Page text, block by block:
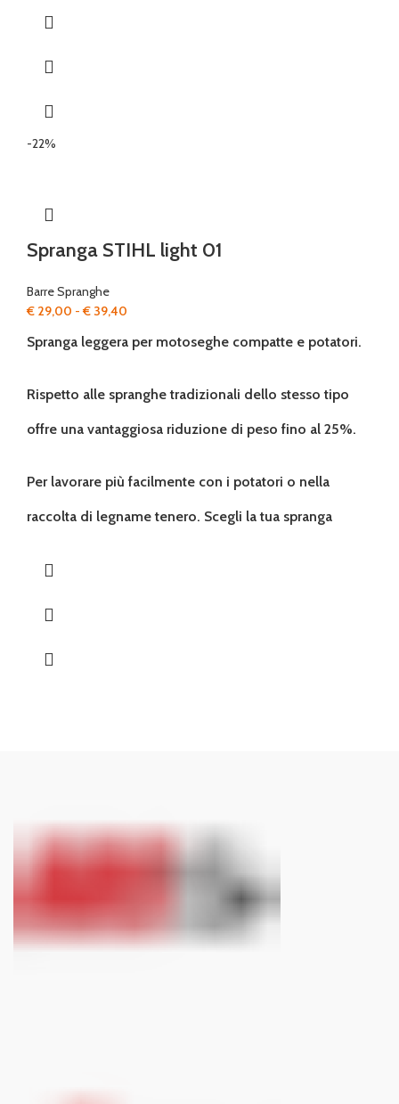
-22%
Spranga STIHL light 01
Barre Spranghe
€ 29,00 - € 39,40
prezzo:
€ 29,00
€ 39,40
Spranga leggera per motoseghe compatte e potatori.
Rispetto alle spranghe tradizionali dello stesso tipo
offre una vantaggiosa riduzione di peso fino al 25%.
Per lavorare più facilmente con i potatori o nella
raccolta di legname tenero. Scegli la tua spranga